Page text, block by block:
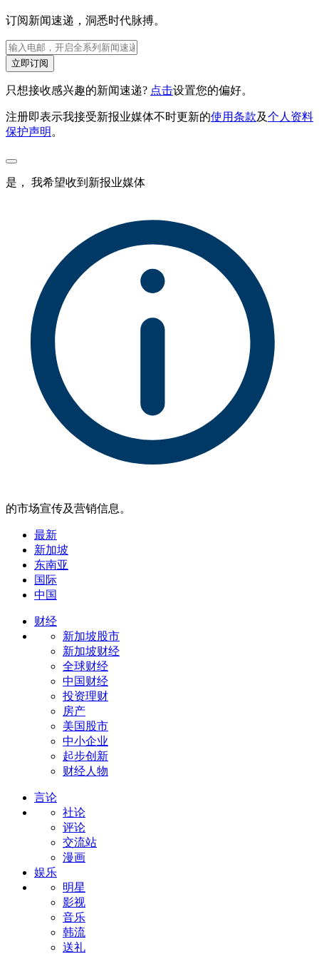
订阅新闻速递，洞悉时代脉搏。
立即订阅
只想接收感兴趣的新闻速递? 点击设置您的偏好。
注册即表示我接受新报业媒体不时更新的使用条款及个人资料
保护声明 。
是， 我希望收到新报业媒体
的市场宣传及营销信息。
最新
新加坡
东南亚
国际
中国
财经
新加坡股市
新加坡财经
全球财经
中国财经
投资理财
房产
美国股市
中小企业
起步创新
财经人物
言论
社论
评论
交流站
漫画
娱乐
明星
影视
音乐
韩流
送礼